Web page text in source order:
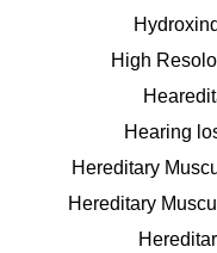
High
Hearing
Hereditary
Hereditary